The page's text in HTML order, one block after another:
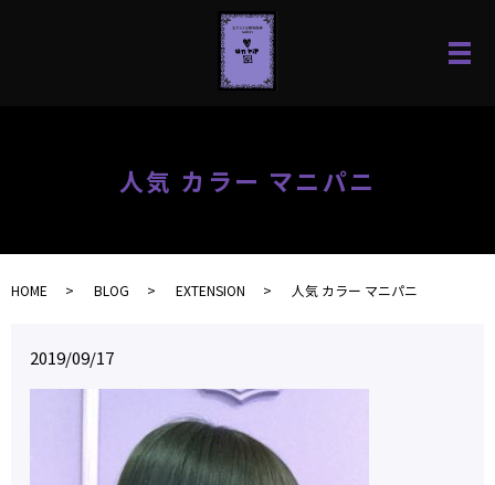
人気 カラー マニパニ
HOME BLOG EXTENSION 人気 カラー マニパニ
2019/09/17